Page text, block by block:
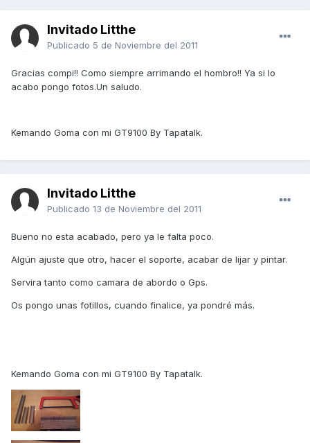
Invitado Litthe
Publicado 5 de Noviembre del 2011
Gracias compi!! Como siempre arrimando el hombro!! Ya si lo
acabo pongo fotos.Un saludo.
Kemando Goma con mi GT9100 By Tapatalk.
Invitado Litthe
Publicado 13 de Noviembre del 2011
Bueno no esta acabado, pero ya le falta poco.
Algún ajuste que otro, hacer el soporte, acabar de lijar y pintar.
Servira tanto como camara de abordo o Gps.
Os pongo unas fotillos, cuando finalice, ya pondré más.
Kemando Goma con mi GT9100 By Tapatalk.